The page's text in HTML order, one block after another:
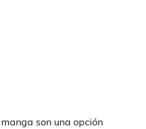
son una opción